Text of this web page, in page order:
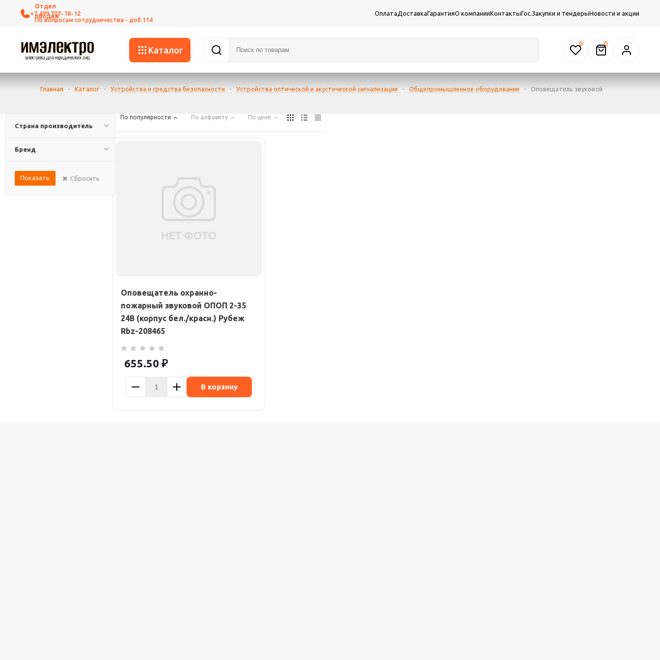
+7 499 707-18-12 ОплатаДоставкаГарантияО компанииКонтактыГос.Закупки и тендерыНовости и акции
Каталог
0
Главная - Каталог - Устройства и средства безопасности - Устройства оптической и акустической сигнализации - Общепромышленное оборудование - Оповещатель звуковой
Страна производитель
Бренд
Показать Сбросить
По популярности По алфавиту По цене
Оповещатель охранно-
пожарный звуковой ОПОП 2-35
24В (корпус бел./красн.) Рубеж
Rbz-208465
655.50 ₽
В корзину